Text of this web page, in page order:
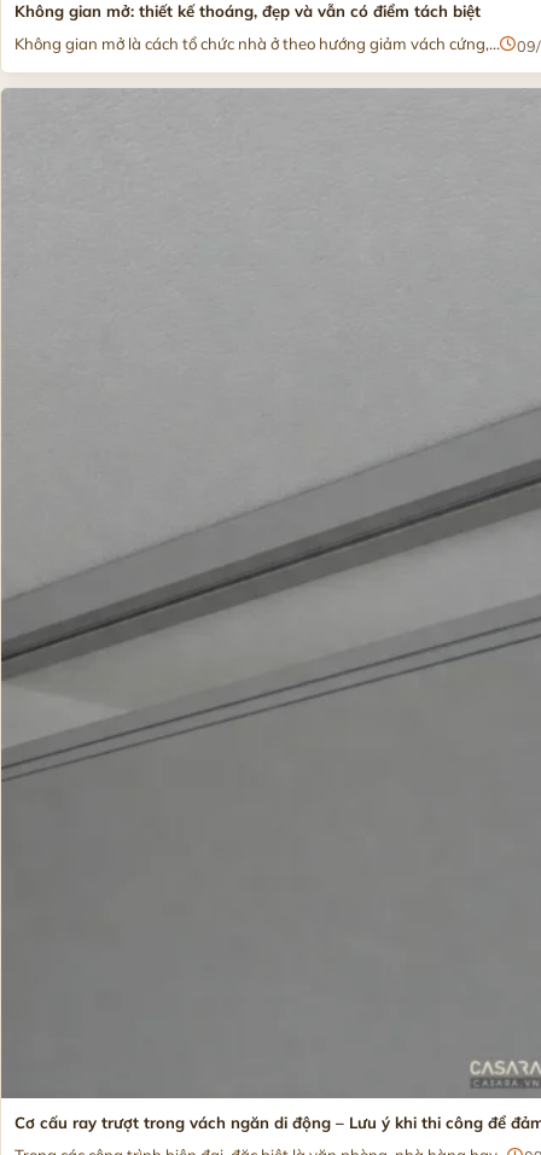
Không gian mở: thiết kế thoáng, đẹp và vẫn có điểm tách biệt
Không gian mở là cách tổ chức nhà ở theo hướng giảm vách cứng,...
Cơ cấu ray trượt trong vách ngăn di động – Lưu ý khi thi công để